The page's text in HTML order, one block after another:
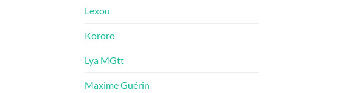
Lexou
Kororo
Lya MGtt
Maxime Guérin